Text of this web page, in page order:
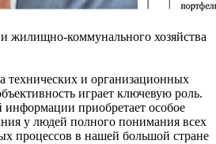
жилищно-коммунального хозяйства
технических и организационных
играет ключевую роль.
информации приобретает особое
у людей полного понимания всех
процессов в нашей большой стране